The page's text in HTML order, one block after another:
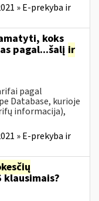
» E-prekyba ir
koks
pagal...šalį ir
pagal
Database, kurioje
informacija),
» E-prekyba ir